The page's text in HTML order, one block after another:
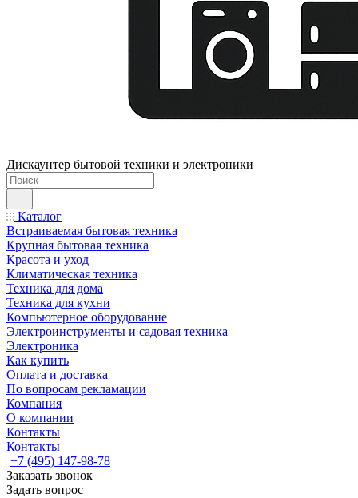
Дискаунтер бытовой техники и электроники
Каталог
Встраиваемая бытовая техника
Крупная бытовая техника
Красота и уход
Климатическая техника
Техника для дома
Техника для кухни
Компьютерное оборудование
Электроинструменты и садовая техника
Электроника
Как купить
Оплата и доставка
По вопросам рекламации
Компания
О компании
Контакты
Контакты
+7 (495) 147-98-78
Заказать звонок
Задать вопрос